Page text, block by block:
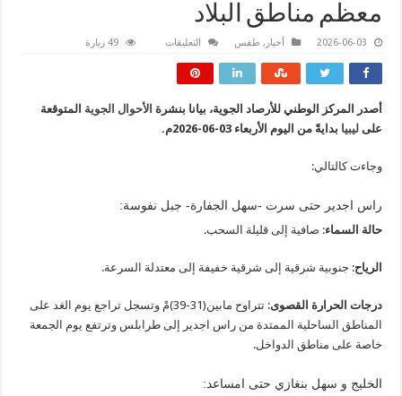
معظم مناطق البلاد
2026-06-03 أخبار , طقس التعليقات
معظم
البلاد
49 زيارة
أصدر المركز الوطني للأرصاد الجوية، بيانا بنشرة الأحوال الجوية المتوقعة
علىليبيا بدايةً من اليوم الأربعاء 03-06-2026م.
وجاءت كالتالي:
راس اجدير حتى سرت -سهل الجفارة- جبل نفوسة:
حالة السماء: صافية إلى قليلة السحب.
الرياح: جنوبية شرقية إلى شرقية خفيفة إلى معتدلة السرعة.
درجات الحرارة القصوى
: تتراوح مابين(31-39)مْ وتسجل تراجع يوم الغد على
المناطق الساحلية الممتدة من راس اجدير إلى طرابلس وترتفع يوم الجمعة
خاصة على مناطق الدواخل.
الخليج و سهل بنغازي حتى امساعد: